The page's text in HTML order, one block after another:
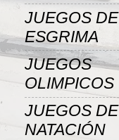
JUEGOS DE
ESGRIMA
JUEGOS
OLIMPICOS
JUEGOS DE
NATACIÓN